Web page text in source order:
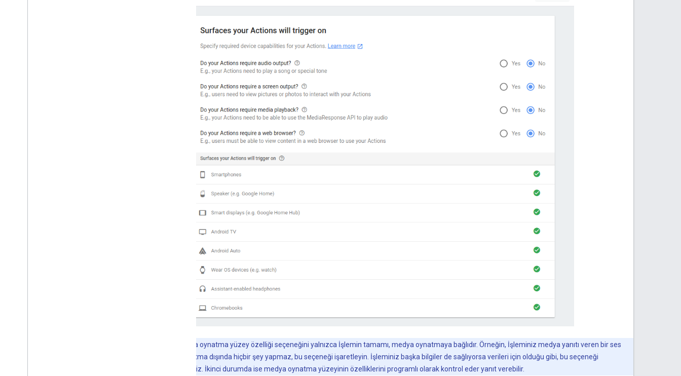
Medya oynatma yüzey özelliği seçeneğini yalnızca İşlemin tamamı, medya oynatmaya bağlıdır. Örneğin, İşleminiz medya yanıtı veren bir ses
parçasını oynatma dışında hiçbir şey yapmaz, bu seçeneği işaretleyin. İşleminiz başka bilgiler de sağlıyorsa verileri için olduğu gibi, bu seçeneği
işaretlemezsiniz. İkinci durumda ise medya oynatma yüzeyinin özelliklerini programlı olarak kontrol eder yanıt verebilir.